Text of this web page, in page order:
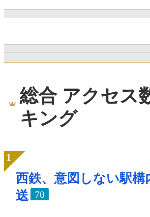
総合 アクセス
キング
西鉄、意図しない駅構
送
70